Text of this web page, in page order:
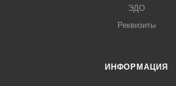
ЭДО
Реквизиты
ИНФОРМАЦИЯ